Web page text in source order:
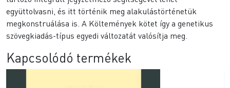
együttolvasni, és itt történik meg alakulástörténetük
megkonstruálása is. A Költemények kötet így a genetikus
szövegkiadás-típus egyedi változatát valósítja meg.
Kapcsolódó termékek